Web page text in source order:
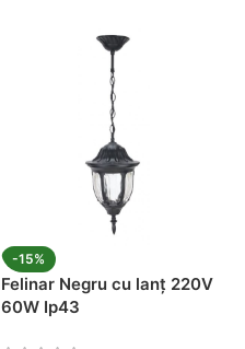
-15%
Felinar Negru cu lanț 220V
60W Ip43